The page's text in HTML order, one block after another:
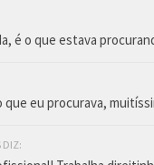
é o que estava
que eu procurava,
DIZ: